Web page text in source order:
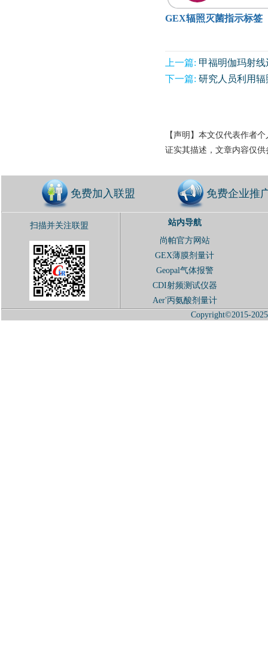
GEX辐照灭菌指示标签
上一篇: 甲福明伽玛射线
下一篇: 研究人员利用
【声明】本文仅代表作者
证实其描述，文章内容仅
免费加入联盟 免费企业推
扫描并关注联盟
站内导航
尚帕官方网站
GEX薄膜剂量计
Geopal气体报警
CDI射频测试仪器
Aer'丙氨酸剂量计
Copyright©2015-